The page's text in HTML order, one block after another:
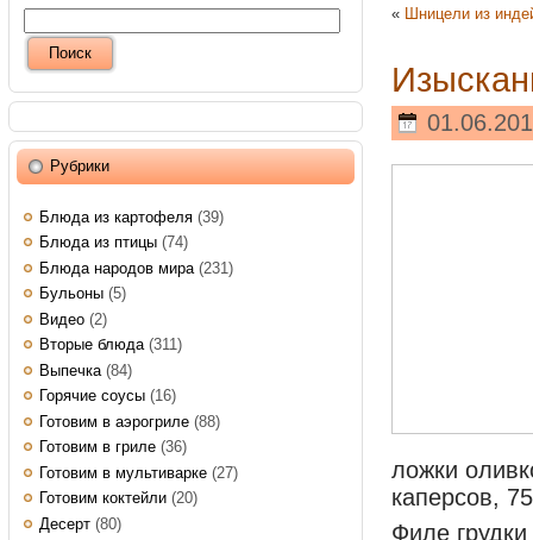
Рубрики
Блюда из картофеля (39)
Блюда из птицы (74)
Блюда народов мира (231)
Бульоны (5)
Видео (2)
Вторые блюда(311)
Выпечка (84)
Горячие соусы (16)
Готовим в аэрогриле (88)
Готовим в гриле (36)
Готовим в мультиварке (27)
Готовим коктейли (20)
Десерт (80)
« Шницели из
ложки
каперсов,
Филе